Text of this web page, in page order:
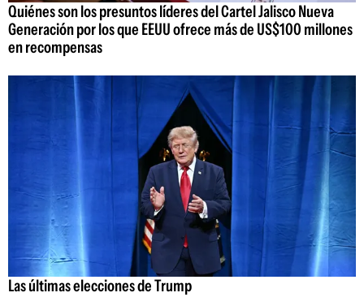
Quiénes son los presuntos líderes del Cartel Jalisco Nueva
Generación por los que EEUU ofrece más de US$100 millones
en recompensas
Las últimas elecciones de Trump